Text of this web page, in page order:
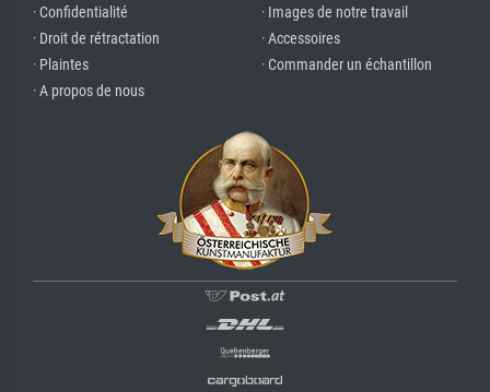
· Confidentialité
· Droit de rétractation
· Plaintes
· A propos de nous
· Images de notre travail
· Accessoires
· Commander un échantillon